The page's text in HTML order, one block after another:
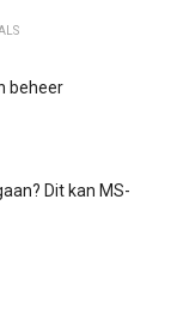
beheer
Dit kan MS-